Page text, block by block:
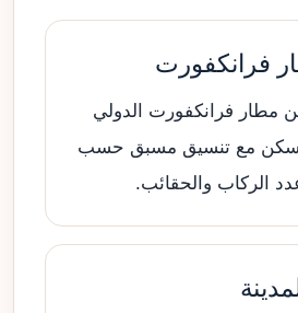
فرانكفورت
مطار فرانكفورت الدولي
السكن مع تنسيق مسبق حسب
الركاب والحقائب.